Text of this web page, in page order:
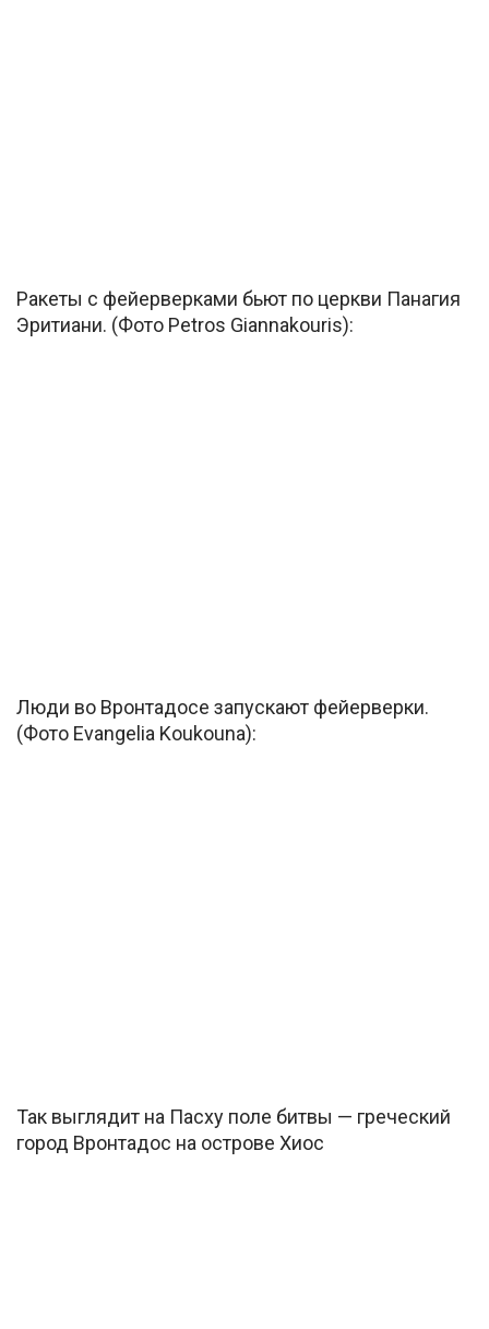
Ракеты с фейерверками бьют по церкви Панагия
Эритиани. (Фото Petros Giannakouris):
Люди во Вронтадосе запускают фейерверки.
(Фото Evangelia Koukouna):
Так выглядит на Пасху поле битвы — греческий
город Вронтадос на острове Хиос